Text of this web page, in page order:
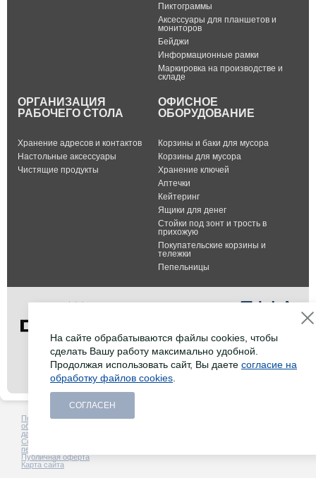
Пиктограммы
Аксессуары для планшетов и
мониторов
Бейджи
Информационные рамки
Маркировка на производстве и
складе
ОРГАНИЗАЦИЯ
РАБОЧЕГО СТОЛА
Хранение адресов и контактов
Настольные аксессуары
Чистящие продукты
ОФИСНОЕ
ОБОРУДОВАНИЕ
Корзины и баки для мусора
Корзины для мусора
Хранение ключей
Аптечки
Кейтеринг
Ящики для денег
Стойки под зонт и трость в
прихожую
Покупательские корзины и
тележки
Пепельницы
Тел.: +7 (495) 232-07-42
Факс: +7 (495) 232-07-42
E-mail:info@durable-shop.ru
Политика в отношении
обработки персональных
данных
Согласие на обработку
персональных данных
Публичная оферта
Карта сайта
На сайте обрабатываются файлы cookies, чтобы
сделать Вашу работу максимально удобной.
Продолжая использовать сайт, Вы даете согласие на
обработку файлов cookies
СОГЛАСЕН